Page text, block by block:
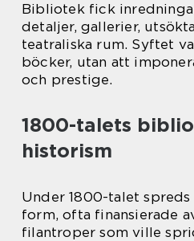
Bibliotek fick
detaljer, gallerier,
teatraliska rum. Syftet
böcker, utan att
och prestige.
1800-talets
historism
Under 1800-talet
form, ofta finansierade
filantroper som ville